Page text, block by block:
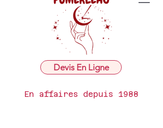
Devis En Ligne
En affaires depuis 1988